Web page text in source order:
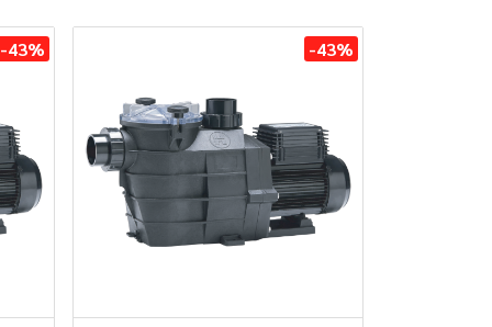
-43% -43%